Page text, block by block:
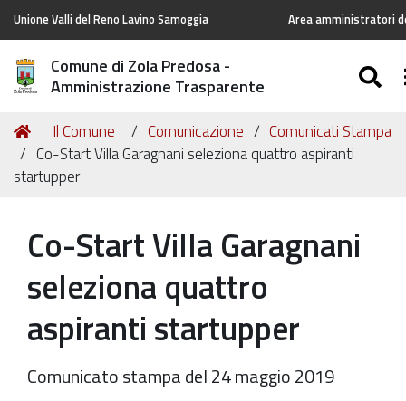
Unione Valli del Reno Lavino Samoggia Area amministratori
Comune di Zola Predosa -
Amministrazione Trasparente
Tu
sei
qui:
Home
Il Comune Comunicazione
Comunicati Stampa
Co-Start Villa Garagnani seleziona quattro aspiranti
startupper
Co-Start Villa Garagnani
seleziona quattro
aspiranti startupper
Comunicato stampa del 24 maggio 2019